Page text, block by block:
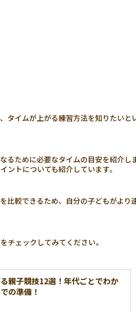
タイムが上がる練習方法を知りたいと
るために必要なタイムの目安を紹介し
トについても紹介しています。
比較できるため、自分の子どもがより
チェックしてみてください。
親子競技12選！年代ごとでわか
の準備！